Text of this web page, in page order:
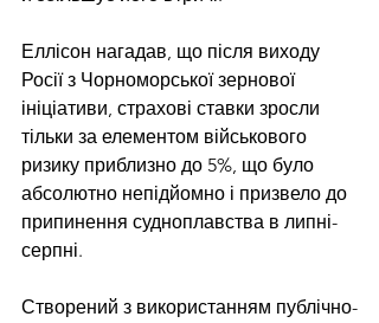
Еллісон нагадав, що після виходу
Росії з Чорноморської зернової
ініціативи, страхові ставки зросли
тільки за елементом військового
ризику приблизно до 5%, що було
абсолютно непідйомно і призвело до
припинення судноплавства в липні-
серпні.
Створений з використанням публічно-